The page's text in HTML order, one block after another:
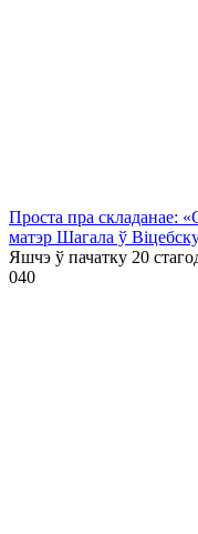
Проста пра складанае:
матэр Шагала ў
Яшчэ ў пачатку 20
040